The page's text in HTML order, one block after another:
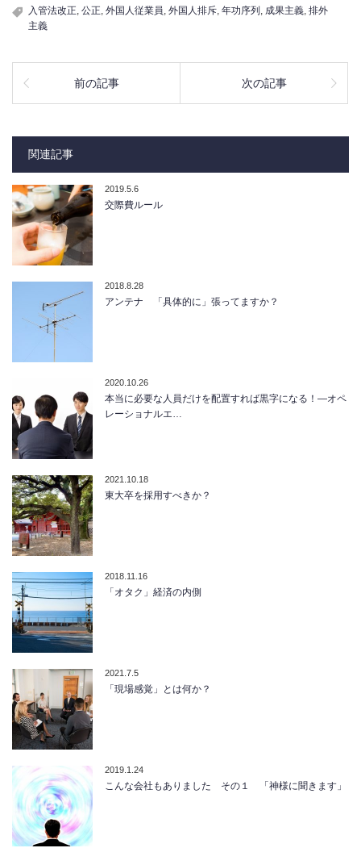
入管法改正 公正 外国人従業員 外国人排斥 年功序列 成果主義 排外
主義
前の記事 次の記事
関連記事
2019.5.6
交際費ルール
2018.8.28
アンテナ 「具体的に」張ってますか？
2020.10.26
本当に必要な人員だけを配置すれば黒字になる！―オペ
レーショナルエ…
2021.10.18
東大卒を採用すべきか？
2018.11.16
「オタク」経済の内側
2021.7.5
「現場感覚」とは何か？
2019.1.24
こんな会社もありました その１ 「神様に聞きます」